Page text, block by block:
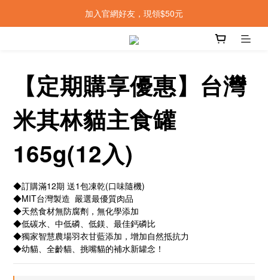
加入官網好友，現領$50元
【定期購享優惠】台灣
米其林貓主食罐
165g(12入)
◆訂購滿12期 送1包凍乾(口味隨機)
◆MIT台灣製造  嚴選最優質肉品
◆天然食材無防腐劑，無化學添加
◆低碳水、中低磷、低鎂、最佳鈣磷比
◆獨家智慧農場羽衣甘藍添加，增加自然抵抗力
◆幼貓、全齡貓、挑嘴貓的補水新罐念！